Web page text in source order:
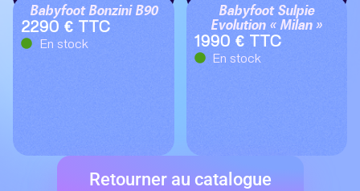
Babyfoot Bonzini B90
2290 € TTC
En stock
Babyfoot Sulpie
Evolution « Milan »
1990 € TTC
En stock
Retourner au catalogue